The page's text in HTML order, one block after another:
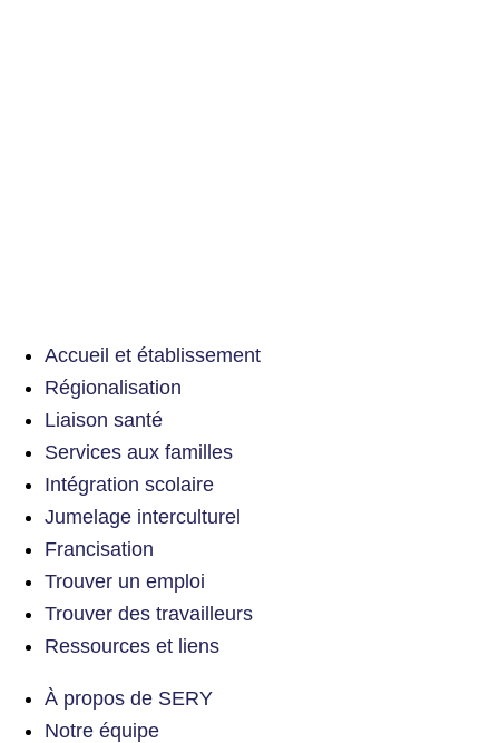
Accueil et établissement
Régionalisation
Liaison santé
Services aux familles
Intégration scolaire
Jumelage interculturel
Francisation
Trouver un emploi
Trouver des travailleurs
Ressources et liens
À propos de SERY
Notre équipe